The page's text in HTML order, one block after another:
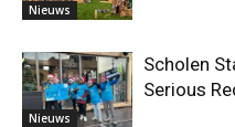
Nieuws
Nieuws
Scholen
Serious